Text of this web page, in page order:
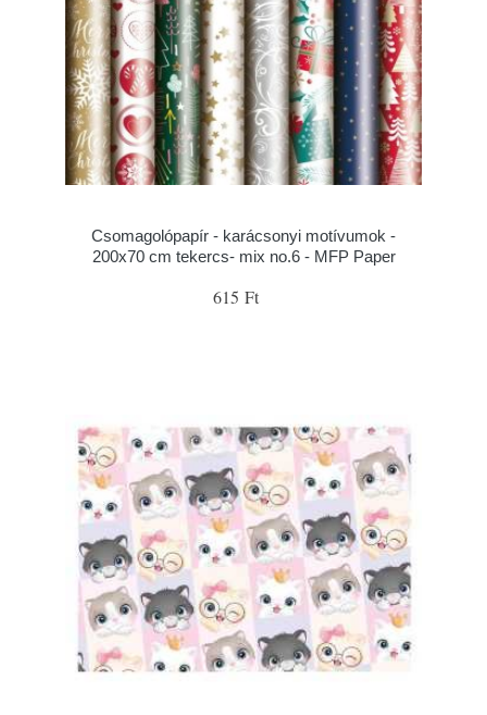
Csomagolópapír - karácsonyi motívumok -
200x70 cm tekercs- mix no.6 - MFP Paper
615 Ft